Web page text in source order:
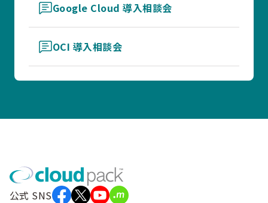
Google Cloud 導入相談会
OCI 導入相談会
公式 SNS